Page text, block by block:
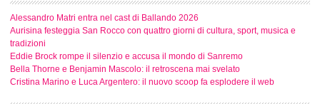
Alessandro Matri entra nel cast di Ballando 2026
Aurisina festeggia San Rocco con quattro giorni di cultura, sport, musica e
tradizioni
Eddie Brock rompe il silenzio e accusa il mondo di Sanremo
Bella Thorne e Benjamin Mascolo: il retroscena mai svelato
Cristina Marino e Luca Argentero: il nuovo scoop fa esplodere il web